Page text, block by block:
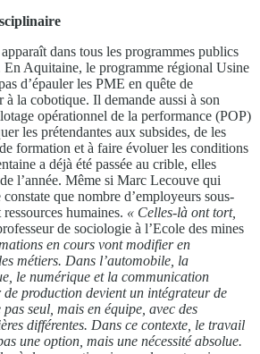
dans tous les programmes publics
En Aquitaine, le programme régional Usine
d’épauler les PME en quête de
à la cobotique. Il demande aussi à son
opérationnel de la performance (POP)
les prétendantes aux subsides, de les
formation et à faire évoluer les conditions
a déjà été passée au crible, elles
l’année. Même si Marc Lecouve qui
que nombre d’employeurs sous-
humaines. « Celles-là ont tort,
de sociologie à l’Ecole des mines
en cours vont modifier en
métiers. Dans l’automobile, la
le numérique et la communication
de production devient un intégrateur de
seul, mais en équipe, avec des
différentes. Dans ce contexte, le travail
une option, mais une nécessité absolue.